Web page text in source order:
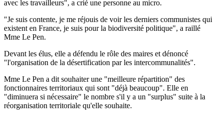
avec les travailleurs", a crié une personne au micro.
"Je suis contente, je me réjouis de voir les derniers communistes qui
existent en France, je suis pour la biodiversité politique", a raillé
Mme Le Pen.
Devant les élus, elle a défendu le rôle des maires et dénoncé
"l'organisation de la désertification par les intercommunalités".
Mme Le Pen a dit souhaiter une "meilleure répartition" des
fonctionnaires territoriaux qui sont "déjà beaucoup". Elle en
"diminuera si nécessaire" le nombre s'il y a un "surplus" suite à la
réorganisation territoriale qu'elle souhaite.